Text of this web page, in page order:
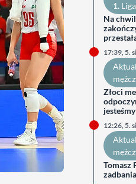
1.
Na
17:39, 5.
Złoci
12:26, 5.
Tomasz